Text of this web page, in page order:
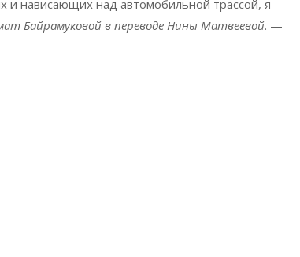
и нависающих над автомобильной трассой, я
Байрамуковой в переводе Нины Матвеевой. —